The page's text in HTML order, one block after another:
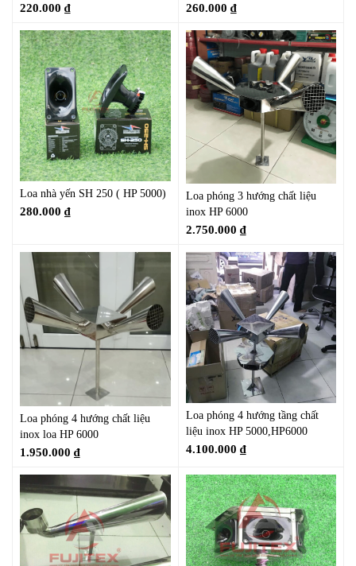
220.000 ₫ 260.000 ₫
Loa nhà yến SH 250 ( HP 5000)
280.000 ₫
Loa phóng 3 hướng chất liệu
inox HP 6000
2.750.000 ₫
Loa phóng 4 hướng chất liệu
inox loa HP 6000
1.950.000 ₫
Loa phóng 4 hướng tầng chất
liệu inox HP 5000,HP6000
4.100.000 ₫